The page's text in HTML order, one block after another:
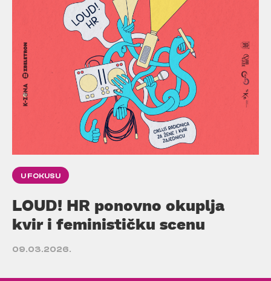
U FOKUSU
LOUD! HR ponovno okuplja
kvir i feminističku scenu
09.03.2026.